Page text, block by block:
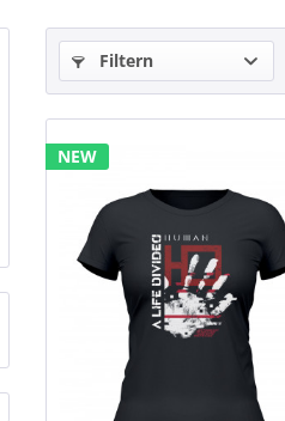
Filtern
NEW